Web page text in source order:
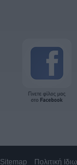
Sitemap Πολιτική